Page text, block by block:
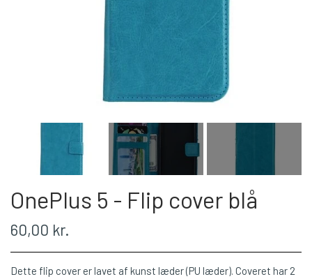
OnePlus 5 - Flip cover blå
60,00 kr.
Dette flip cover er lavet af kunst læder (PU læder). Coveret har 2